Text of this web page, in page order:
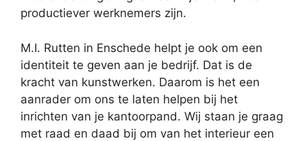
productiever werknemers zijn.
M.I. Rutten in Enschede helpt je ook om een
identiteit te geven aan je bedrijf. Dat is de
kracht van kunstwerken. Daarom is het een
aanrader om ons te laten helpen bij het
inrichten van je kantoorpand. Wij staan je graag
met raad en daad bij om van het interieur een